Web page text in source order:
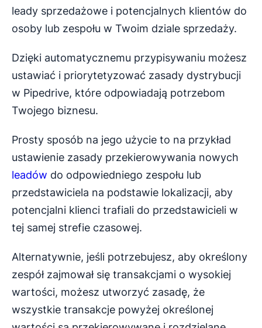
leady sprzedażowe i potencjalnych klientów do
osoby lub zespołu w Twoim dziale sprzedaży.
Dzięki automatycznemu przypisywaniu możesz
ustawiać i priorytetyzować zasady dystrybucji
w Pipedrive, które odpowiadają potrzebom
Twojego biznesu.
Prosty sposób na jego użycie to na przykład
ustawienie zasady przekierowywania nowych
leadów do odpowiedniego zespołu lub
przedstawiciela na podstawie lokalizacji, aby
potencjalni klienci trafiali do przedstawicieli w
tej samej strefie czasowej.
Alternatywnie, jeśli potrzebujesz, aby określony
zespół zajmował się transakcjami o wysokiej
wartości, możesz utworzyć zasadę, że
wszystkie transakcje powyżej określonej